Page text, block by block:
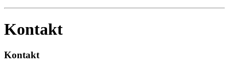
Kontakt
Kontakt